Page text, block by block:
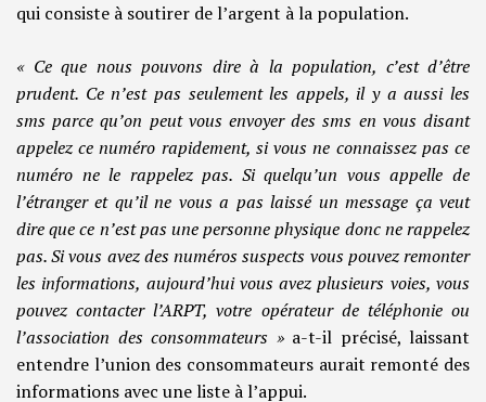
qui consiste à soutirer de l’argent à la population.
« Ce que nous pouvons dire à la population, c’est d’être
prudent. Ce n’est pas seulement les appels, il y a aussi les
sms parce qu’on peut vous envoyer des sms en vous disant
appelez ce numéro rapidement, si vous ne connaissez pas ce
numéro ne le rappelez pas. Si quelqu’un vous appelle de
l’étranger et qu’il ne vous a pas laissé un message ça veut
dire que ce n’est pas une personne physique donc ne rappelez
pas. Si vous avez des numéros suspects vous pouvez remonter
les informations, aujourd’hui vous avez plusieurs voies, vous
pouvez contacter l’ARPT, votre opérateur de téléphonie ou
l’association des consommateurs »a-t-il précisé, laissant
entendre l’union des consommateurs aurait remonté des
informations avec une liste à l’appui.